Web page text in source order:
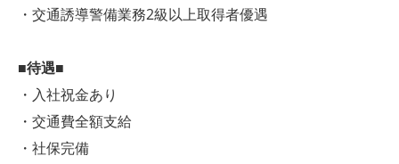
・交通誘導警備業務2級以上取得者優遇
■待遇■
・入社祝金あり
・交通費全額支給
・社保完備